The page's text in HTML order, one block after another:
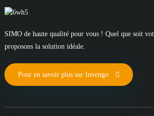
SIMO de haute qualité pour vous ! Quel que soit
proposons la solution idéale.
Pour en savoir plus sur Invengo